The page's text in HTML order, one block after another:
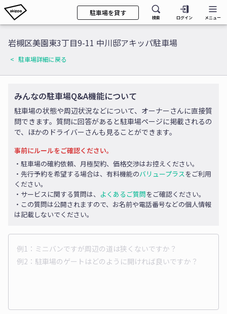
駐車場を貸す
検索 ログイン メニュー
岩槻区美園東3丁目9-11 中川邸アキッパ駐車場
駐車場詳細に戻る
みんなの駐車場Q&A機能について
駐車場の状態や周辺状況などについて、オーナーさんに直接質
問できます。質問に回答があると駐車場ページに掲載されるの
で、ほかのドライバーさんも見ることができます。
事前にルールをご確認ください。
・駐車場の確約依頼、月極契約、価格交渉はお控えください。
・先行予約を希望する場合は、有料機能のバリュープラスをご利用
ください。
・サービスに関する質問は、 よくあるご質問をご確認ください。
・この質問は公開されますので、お名前や電話番号などの個人情報
は記載しないでください。